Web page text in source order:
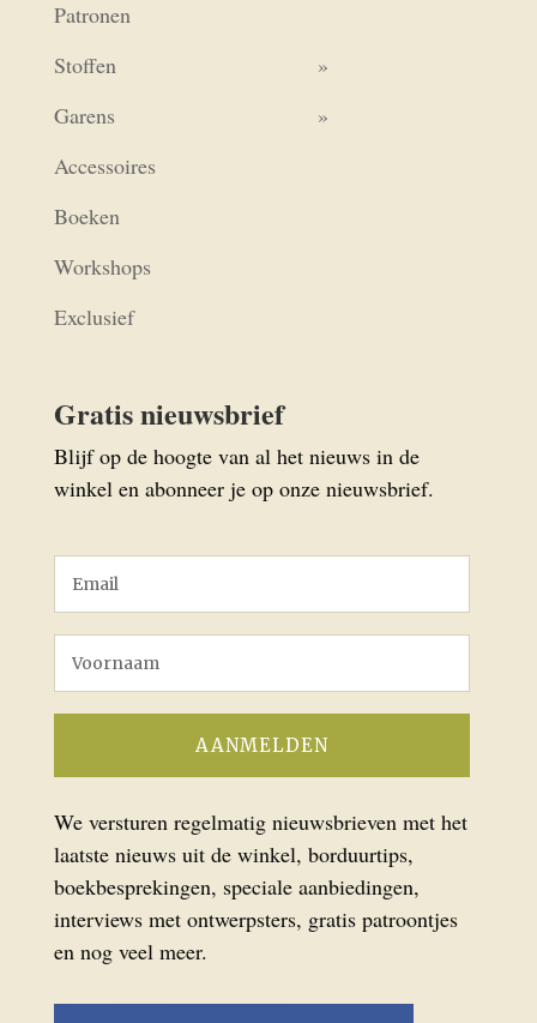
Patronen
Stoffen
Garens
Accessoires
Boeken
Workshops
Exclusief
Gratis nieuwsbrief
Blijf op de hoogte van al het nieuws in de
winkel en abonneer je op onze nieuwsbrief.
We versturen regelmatig nieuwsbrieven met het
laatste nieuws uit de winkel, borduurtips,
boekbesprekingen, speciale aanbiedingen,
interviews met ontwerpsters, gratis patroontjes
en nog veel meer.